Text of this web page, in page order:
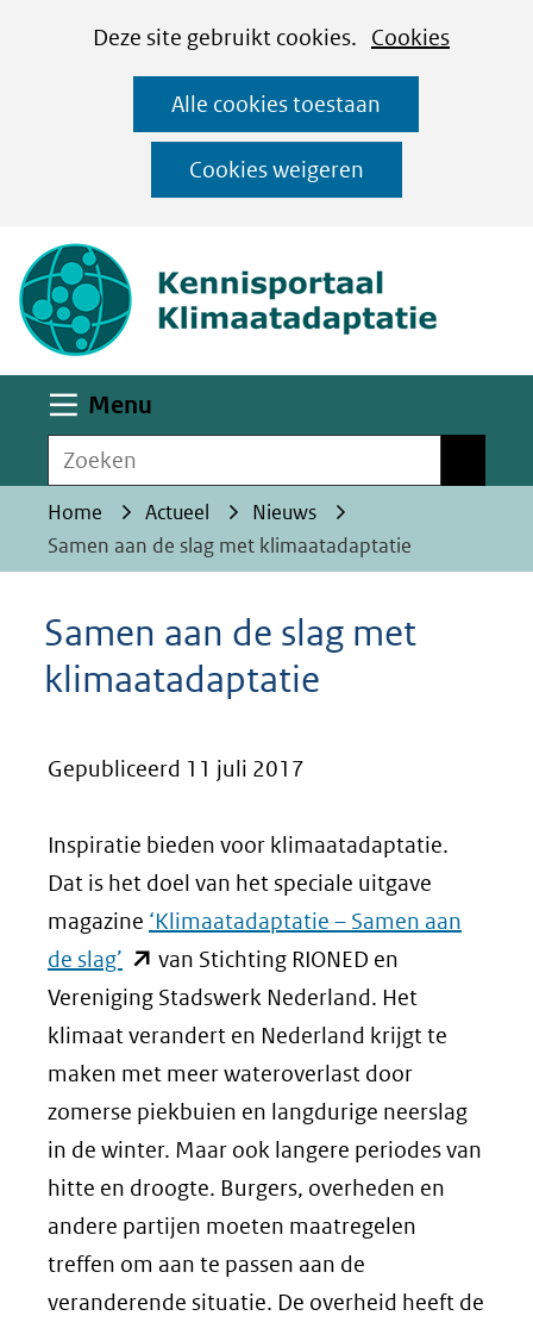
CookiesDeze site gebruikt cookies. Cookies
op
deze
website
worden
toegestaan
geweigerd.
Alle cookies toestaan
Cookies weigeren
Ga
naar
de
inhoud
Menu
Zoeken
Home Actueel
Nieuws
Samen aan de slag met klimaatadaptatie
Samen aan de slag met
klimaatadaptatie
Gepubliceerd 11 juli 2017
Inspiratie bieden voor klimaatadaptatie.
Dat is het doel van het speciale uitgave
magazine ‘Klimaatadaptatie – Samen aan
de slag’ (opent
in
nieuw
venster)
(verwijst
naar
een
andere
website)
van Stichting RIONED en
Vereniging Stadswerk Nederland. Het
klimaat verandert en Nederland krijgt te
maken met meer wateroverlast door
zomerse piekbuien en langdurige neerslag
in de winter. Maar ook langere periodes van
hitte en droogte. Burgers, overheden en
andere partijen moeten maatregelen
treffen om aan te passen aan de
veranderende situatie. De overheid heeft de